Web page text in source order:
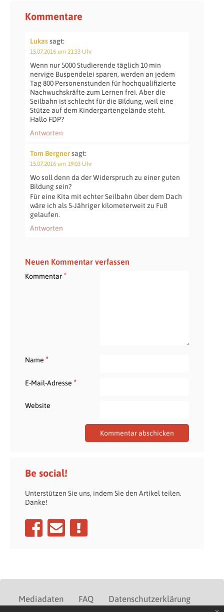
Kommentare
Lukassagt:
15.07.2016 um 21:33 Uhr
Wenn nur 5000 Studierende täglich 10 min
nervige Buspendelei sparen, werden an jedem
Tag 800 Personenstunden für hochqualifizierte
Nachwuchskräfte zum Lernen frei. Aber die
Seilbahn ist schlecht für die Bildung, weil eine
Stütze auf dem Kindergartengelände steht.
Hallo FDP?
Antworten
Tom Bergnersagt:
15.07.2016 um 19:03 Uhr
Wo soll denn da der Widerspruch zu einer guten
Bildung sein?
Für eine Kita mit echter Seilbahn über dem Dach
wäre ich als 5-Jähriger kilometerweit zu Fuß
gelaufen.
Antworten
Neuen Kommentar verfassen
Kommentar*
Name *
E-Mail-Adresse *
Website
Be social!
Unterstützen Sie uns, indem Sie den Artikel teilen.
Danke!
Mediadaten FAQ
Datenschutzerklärung